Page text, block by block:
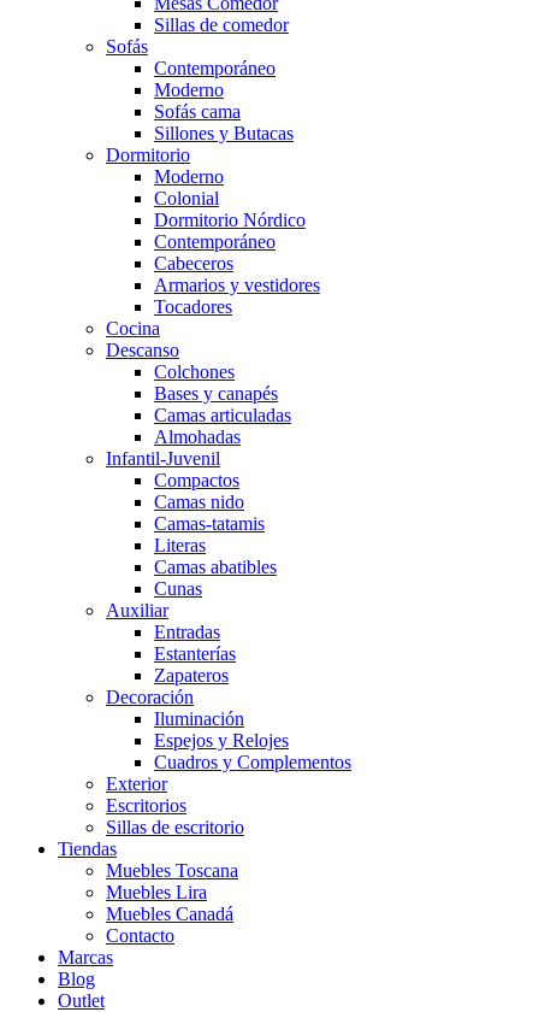
Sillas de comedor
Sofás
Contemporáneo
Moderno
Sofás cama
Sillones y Butacas
Dormitorio
Moderno
Colonial
Dormitorio Nórdico
Contemporáneo
Cabeceros
Armarios y vestidores
Tocadores
Cocina
Descanso
Colchones
Bases y canapés
Camas articuladas
Almohadas
Infantil-Juvenil
Compactos
Camas nido
Camas-tatamis
Literas
Camas abatibles
Cunas
Auxiliar
Entradas
Estanterías
Zapateros
Decoración
Iluminación
Espejos y Relojes
Cuadros y Complementos
Exterior
Escritorios
Sillas de escritorio
Tiendas
Muebles Toscana
Muebles Lira
Muebles Canadá
Contacto
Marcas
Blog
Outlet